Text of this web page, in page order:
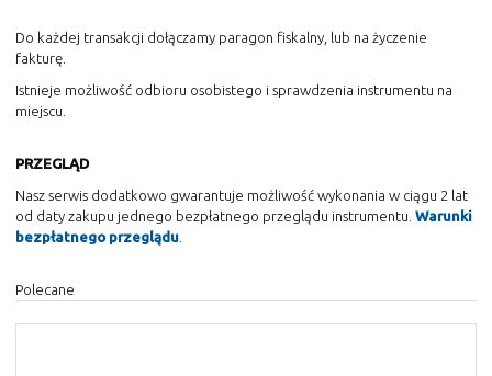
Do każdej transakcji dołączamy paragon fiskalny, lub na życzenie
fakturę.
Istnieje możliwość odbioru osobistego i sprawdzenia instrumentu na
miejscu.
PRZEGLĄD
Nasz serwis dodatkowo gwarantuje możliwość wykonania w ciągu 2 lat
od daty zakupu jednego bezpłatnego przeglądu instrumentu. Warunki
bezpłatnego przeglądu.
Polecane